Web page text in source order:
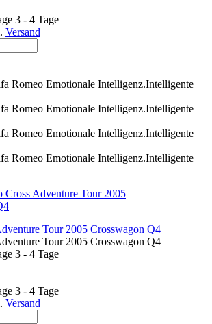
3 - 4 Tage
Versand
Tour 2005 Crosswagon Q4
Tour 2005 Crosswagon Q4
3 - 4 Tage
3 - 4 Tage
Versand